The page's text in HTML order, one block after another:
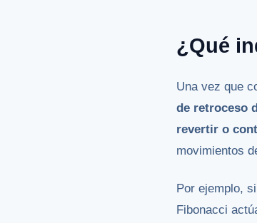
¿Qué
Una vez que
de retroceso
revertir o
movimientos
Por ejemplo,
Fibonacci